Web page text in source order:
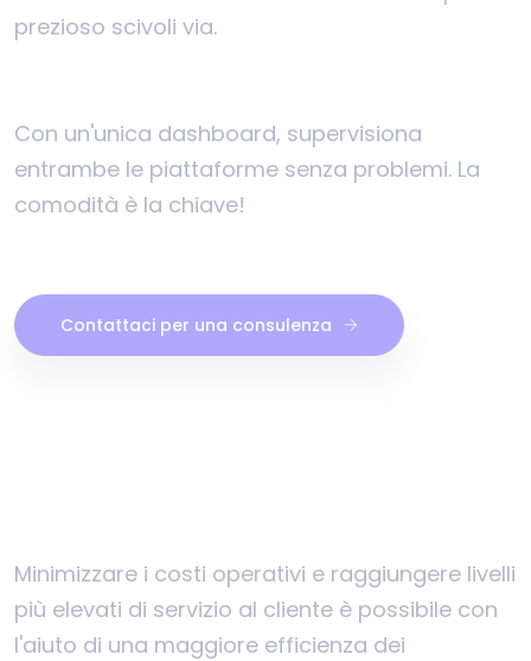
prezioso scivoli via.
Con un'unica dashboard, supervisiona
entrambe le piattaforme senza problemi. La
comodità è la chiave!
Contattaci per una consulenza
Minimizzare i costi operativi e raggiungere livelli
più elevati di servizio al cliente è possibile con
l'aiuto di una maggiore efficienza dei